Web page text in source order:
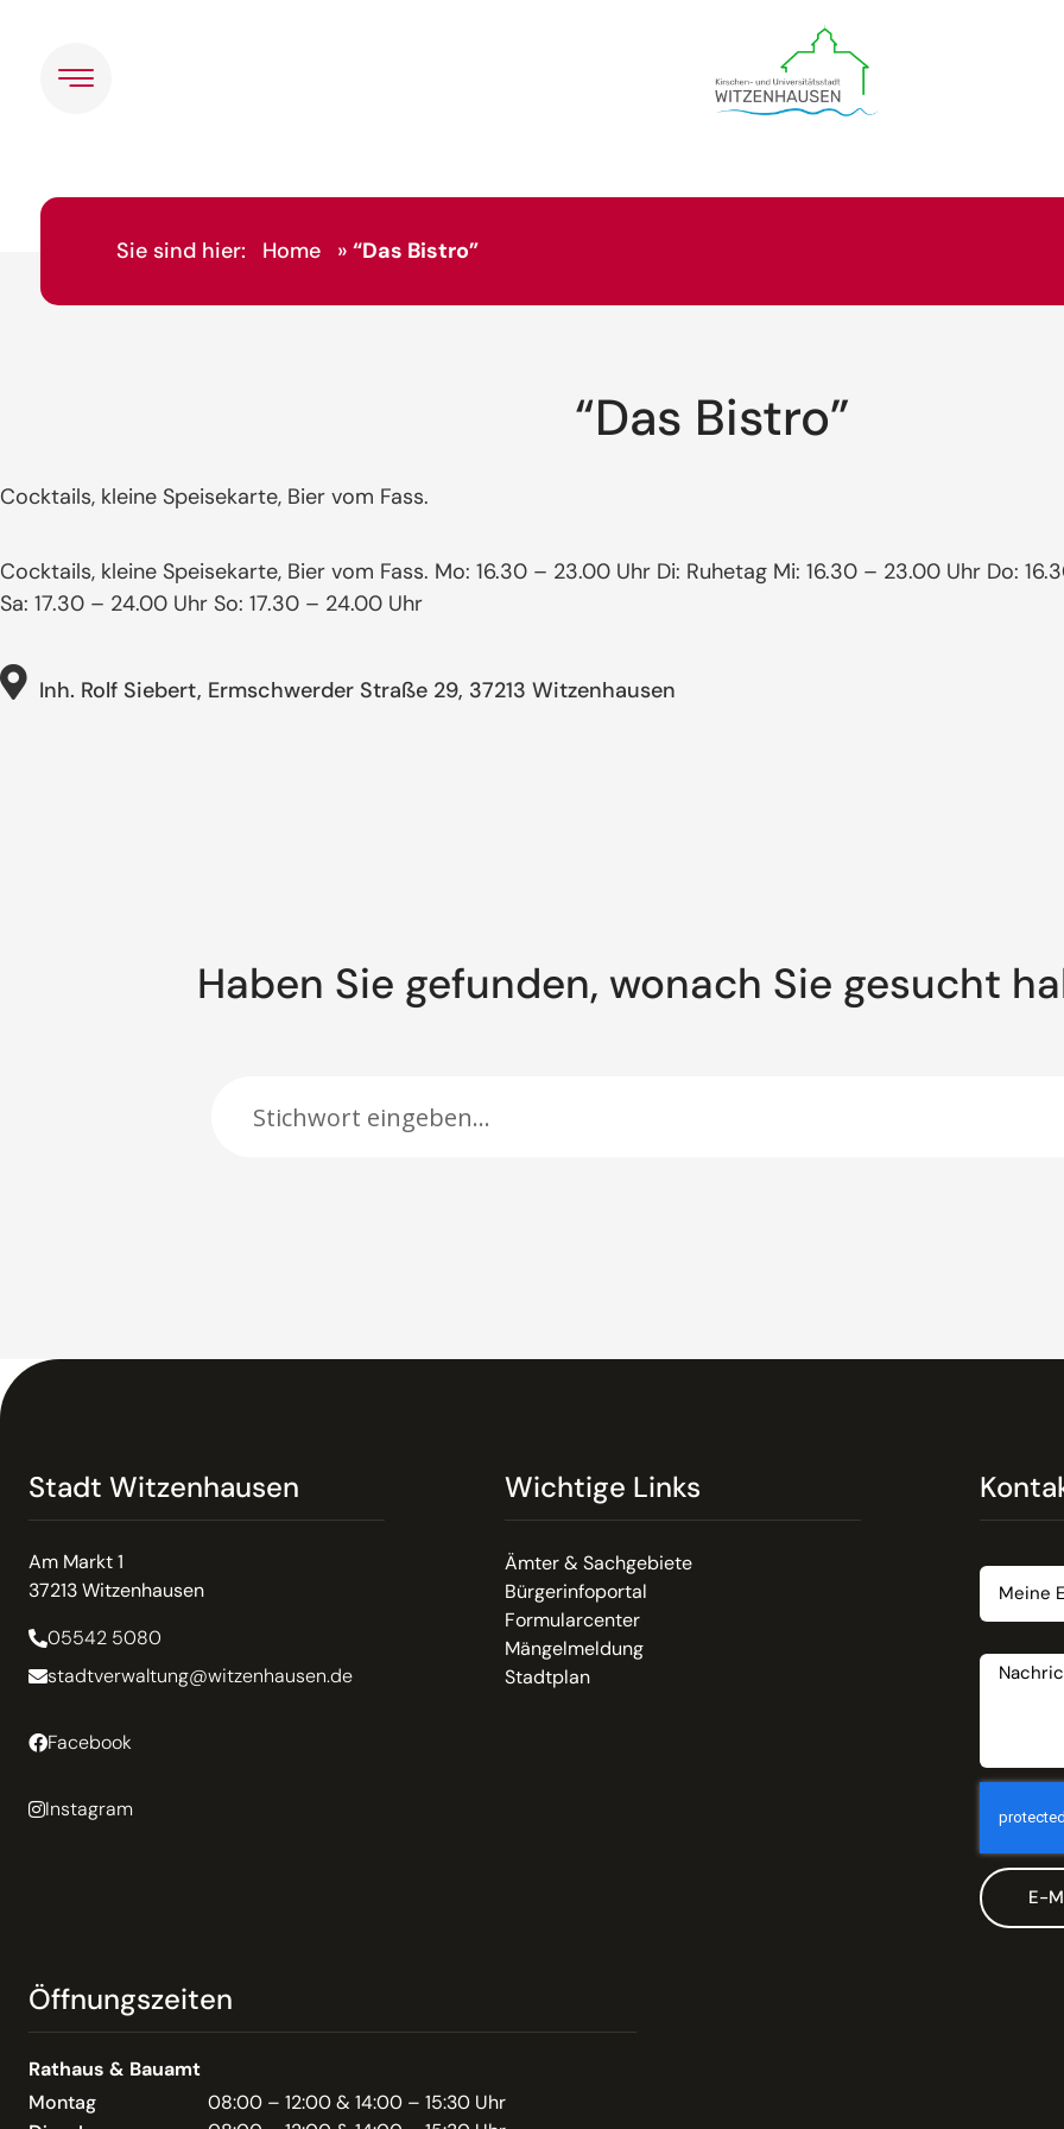
Sie sind hier: Home » “Das Bistro”
“Das Bistro”
Cocktails, kleine Speisekarte, Bier vom Fass.
Cocktails, kleine Speisekarte, Bier vom Fass. Mo: 16.30 – 23.00 Uhr Di: Ruhetag Mi: 16.30 – 23.00 Uhr Do:
Sa: 17.30 – 24.00 Uhr So: 17.30 – 24.00 Uhr
Inh. Rolf Siebert, Ermschwerder Straße 29, 37213 Witzenhausen
Haben Sie gefunden, wonach Sie gesucht
Stadt Witzenhausen
Am Markt 1
37213 Witzenhausen
05542 5080
stadtverwaltung@witzenhausen.de
Facebook
Instagram
Wichtige Links
Ämter & Sachgebiete
Bürgerinfoportal
Formularcenter
Mängelmeldung
Stadtplan
E-
Öffnungszeiten
Rathaus & Bauamt
Montag
08:00 – 12:00 & 14:00 – 15:30 Uhr